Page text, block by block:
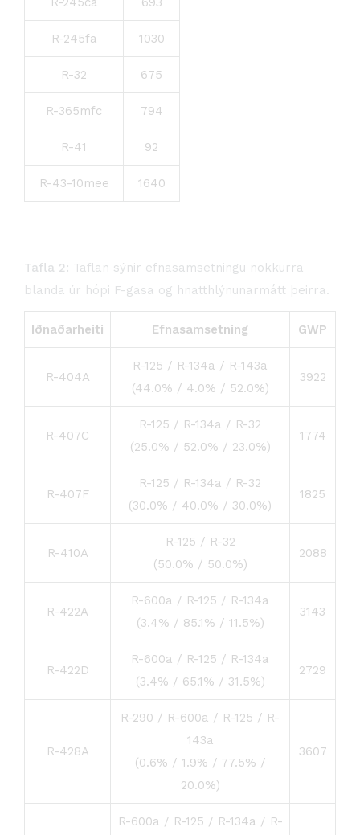
R-245fa 1030
R-32 675
R-365mfc 794
R-41 92
R-43-10mee 1640
Tafla 2: Taflan sýnir efna­samsetningu nokkurra
blanda úr hópi F-gasa og hnatt­hlýnunar­mátt þeirra.
Iðnaðarheiti Efnasamsetning GWP
R-404A
R-125 / R-134a / R-143a
(44.0% / 4.0% / 52.0%)
3922
R-407C
R-125 / R-134a / R-32
(25.0% / 52.0% / 23.0%)
1774
R-407F
R-125 / R-134a / R-32
(30.0% / 40.0% / 30.0%)
1825
R-410A
R-125 / R-32
(50.0% / 50.0%)
2088
R-422A
R-600a / R-125 / R-134a
(3.4% / 85.1% / 11.5%)
3143
R-422D
R-600a / R-125 / R-134a
(3.4% / 65.1% / 31.5%)
2729
R-428A
R-290 / R-600a / R-125 / R-
143a
(0.6% / 1.9% / 77.5% /
20.0%)
3607
R-600a / R-125 / R-134a / R-